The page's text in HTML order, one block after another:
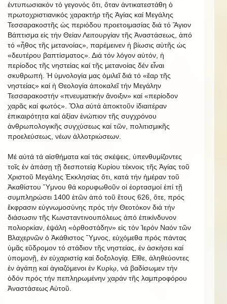
ἐντυπωσιακόν τό γεγονός ὅτι, ὅταν ἀντικατεστάθη ὁ
πρωτοχριστιανικός χαρακτήρ τῆς Ἁγίας καί Μεγάλης
Τεσσαρακοστῆς ὡς περιόδου προετοιμασίας διά τό Ἅγιον
Βάπτισμα εἰς τήν Θείαν Λειτουργίαν τῆς Ἀναστάσεως, ἀπό
τό «ἦθος τῆς μετανοίας», παρέμεινεν ἡ βίωσις αὐτῆς ὡς
«δευτέρου βαπτίσματος». Διά τόν λόγον αὐτόν, ἡ
περίοδος τῆς νηστείας καί τῆς μετανοίας δέν εἶναι
σκυθρωπή. Ἡ ὑμνολογία μας ὁμιλεῖ διά τό «ἔαρ τῆς
νηστείας» καί ἡ Θεολογία ἀποκαλεῖ τήν Μεγάλην
Τεσσαρακοστήν «πνευματικήν ἄνοιξιν» καί «περίοδον
χαρᾶς καί φωτός». Ὅλα αὐτά ἀποκτοῦν ἰδιαιτέραν
ἐπικαιρότητα καί ἀξίαν ἐνώπιον τῆς συγχρόνου
ἀνθρωπολογικῆς συγχύσεως καί τῶν, πολιτισμικῆς
προελεύσεως, νέων ἀλλοτριώσεων.
Μέ αὐτά τά αἰσθήματα καί τάς σκέψεις, ὑπενθυμίζοντες
τοῖς ἐν ἁπάσῃ τῇ δεσποτείᾳ Κυρίου τέκνοις τῆς Ἁγίας τοῦ
Χριστοῦ Μεγάλης Ἐκκλησίας ὅτι, κατά τήν ἡμέραν τοῦ
Ἀκαθίστου Ὕμνου θά κορυφωθοῦν οἱ ἑορτασμοί ἐπί τῇ
συμπληρώσει 1400 ἐτῶν ἀπό τοῦ ἔτους 626, ὅτε, πρός
ἔκφρασιν εὐγνωμοσύνης πρός τήν Θεοτόκον διά τήν
διάσωσιν τῆς Κωνσταντινουπόλεως ἀπό ἐπικίνδυνον
πολιορκίαν, ἐψάλη «ὀρθοστάδην» εἰς τόν Ἱερόν Ναόν τῶν
Βλαχερνῶν ὁ Ἀκάθιστος Ὕμνος, εὐχόμεθα πρός πάντας
ὑμᾶς εὔδρομον τό στάδιον τῆς νηστείας, ἐν ἀσκήσει καί
ὑπομονῇ, ἐν εὐχαριστίᾳ καί δοξολογίᾳ. Εἴθε, ἀληθεύοντες
ἐν ἀγάπῃ καί ἁγιαζόμενοι ἐν Κυρίῳ, νά βαδίσωμεν τήν
ὁδόν πρός τήν πεπληρωμένην χαράν τῆς λαμπροφόρου
Ἀναστάσεως Αὐτοῦ.